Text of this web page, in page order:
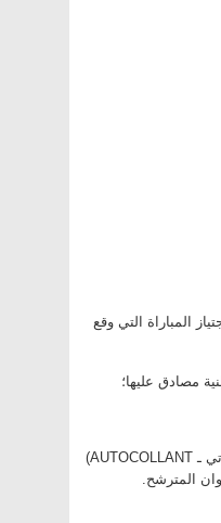
المباراة التي وقع
مصادق عليها؛
ـ ثلاثة أظرفة من نوع (تلصيق ذاتي ـ AUTOCOLLANT)
المترشح.